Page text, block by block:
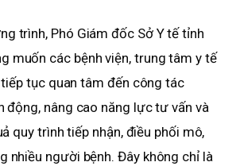
trình, Phó Giám đốc Sở Y tế tỉnh
muốn các bệnh viện, trung tâm y tế
tục quan tâm đến công tác
động, nâng cao năng lực tư vấn và
quy trình tiếp nhận, điều phối mô,
nhiều người bệnh. Đây không chỉ là